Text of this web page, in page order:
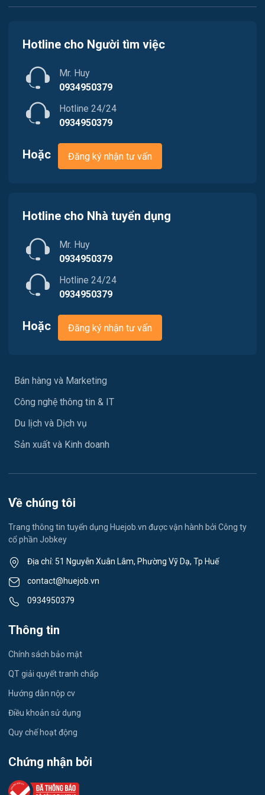
Nội ngoại thất
Trung Tâm Tiếng Anh
Truyền Hình / Quảng Cáo Marketing
Tài chính / Đầu tư
Tư vấn / Chăm Sóc Khách Hàng
Vận chuyển / Giao nhận / Kho vận
Y tế / Chăm sóc sức khỏe
May mặc
Lễ tân
Du lịch
Công nhân
Kỹ sư Xây Dựng
giáo viên tiếng Anh
Thu Ngân
showroom Ô Tô
phụ bếp
Việc làm Phường Hóa Châu
Việc làm Phường Dương Nỗ
Hotline cho Người tìm việc
Mr. Huy
0934950379
Hotline 24/24
0934950379
Hoặc Đăng ký nhận tư vấn
Hotline cho Nhà tuyển dụng
Mr. Huy
0934950379
Hotline 24/24
0934950379
Hoặc Đăng ký nhận tư vấn
Bán hàng và Marketing
Công nghệ thông tin & IT
Du lịch và Dịch vụ
Sản xuất và Kinh doanh
Về chúng tôi
Trang thông tin tuyển dụng Huejob.vn được vận hành bởi Công ty
cổ phần Jobkey
Địa chỉ: 51 Nguyễn Xuân Lâm, Phường Vỹ Dạ, Tp Huế
contact@huejob.vn
0934950379
Thông tin
Chính sách bảo mật
QT giải quyết tranh chấp
Hướng dẫn nộp cv
Điều khoản sử dụng
Quy chế hoạt động
Chứng nhận bởi